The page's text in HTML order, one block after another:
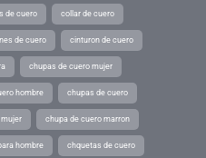
de cuero collar de cuero
de cuero cinturon de cuero
chupas de cuero mujer
hombre chupas de cuero
chupa de cuero marron
hombre chquetas de cuero